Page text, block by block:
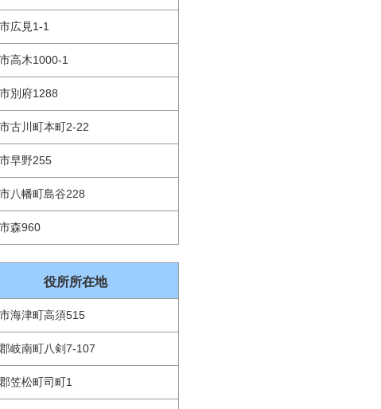
広見1-1
高木1000-1
別府1288
古川町本町2-22
早野255
八幡町島谷228
森960
役所所在地
海津町高須515
岐南町八剣7-107
笠松町司町1